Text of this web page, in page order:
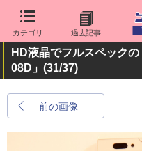
カテゴリ 過去記事
HD液晶でフルスペック
08D」 (31/37)
前の画像